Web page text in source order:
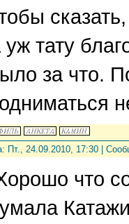
тату
за что.
Пт., 24.09.2010, 17:30 |
что